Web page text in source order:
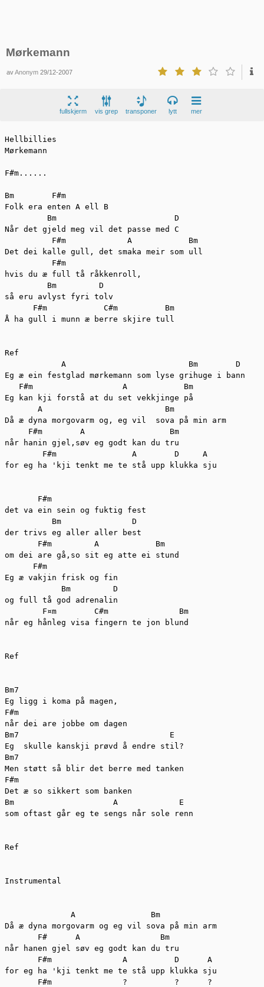
Mørkemann
avAnonym 29/12-2007
fullskjerm vis grep transponer lytt mer
Hellbillies
Mørkemann
F#m......
Bm        F#m
Folk era enten A ell B
         Bm                         D
Når det gjeld meg vil det passe med C
          F#m             A            Bm
Det dei kalle gull, det smaka meir som ull
          F#m
hvis du æ full tå råkkenroll,
         Bm         D
så eru avlyst fyri tolv
      F#m            C#m          Bm
Å ha gull i munn æ berre skjire tull
Ref
            A                          Bm        D
Eg æ ein festglad mørkemann som lyse grihuge i bann
   F#m                   A            Bm
Eg kan kji forstå at du set vekkjinge på
       A                          Bm
Då æ dyna morgovarm og, eg vil  sova på min arm
     F#m        A                  Bm
når hanin gjel,søv eg godt kan du tru
        F#m                A        D     A
for eg ha 'kji tenkt me te stå upp klukka sju
       F#m
det va ein sein og fuktig fest
          Bm               D
der trivs eg aller aller best
       F#m         A            Bm
om dei are gå,so sit eg atte ei stund
      F#m
Eg æ vakjin frisk og fin
            Bm         D
og full tå god adrenalin
        F¤m        C#m               Bm
når eg hånleg visa fingern te jon blund
Ref
Bm7
Eg ligg i koma på magen,
F#m
når dei are jobbe om dagen
Bm7                                E
Eg  skulle kanskji prøvd å endre stil?
Bm7
Men støtt så blir det berre med tanken
F#m
Det æ so sikkert som banken
Bm                     A             E
som oftast går eg te sengs når sole renn
Ref
Instrumental
              A                Bm
Då æ dyna morgovarm og eg vil sova på min arm
       F#      A                 Bm
når hanen gjel søv eg godt kan du tru
       F#m               A          D      A
for eg ha 'kji tenkt me te stå upp klukka sju
       F#m               ?          ?      ?